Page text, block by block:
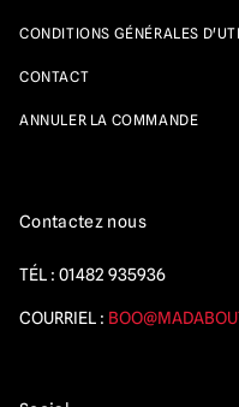
CONDITIONS GÉNÉRALES
CONTACT
ANNULER LA COMMANDE
Contactez nous
TÉL : 01482 935936
COURRIEL :